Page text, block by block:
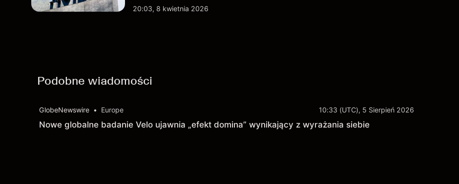
technologicznego nadal kształtują perspektywy akcji.
20:03, 8 kwietnia 2026
Podobne wiadomości
GlobeNewswire • Europe 10:33 (UTC), 5 Sierpień 2026
Nowe globalne badanie Velo ujawnia „efekt domina” wynikający z wyrażania siebie